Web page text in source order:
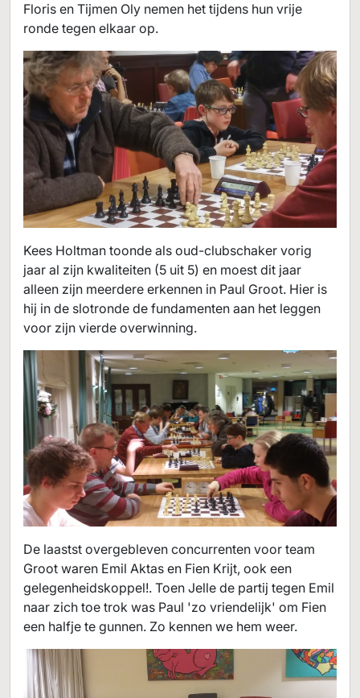
Floris en Tijmen Oly nemen het tijdens hun vrije
ronde tegen elkaar op.
Kees Holtman toonde als oud-clubschaker vorig
jaar al zijn kwaliteiten (5 uit 5) en moest dit jaar
alleen zijn meerdere erkennen in Paul Groot. Hier is
hij in de slotronde de fundamenten aan het leggen
voor zijn vierde overwinning.
De laastst overgebleven concurrenten voor team
Groot waren Emil Aktas en Fien Krijt, ook een
gelegenheidskoppel!. Toen Jelle de partij tegen Emil
naar zich toe trok was Paul 'zo vriendelijk' om Fien
een halfje te gunnen. Zo kennen we hem weer.